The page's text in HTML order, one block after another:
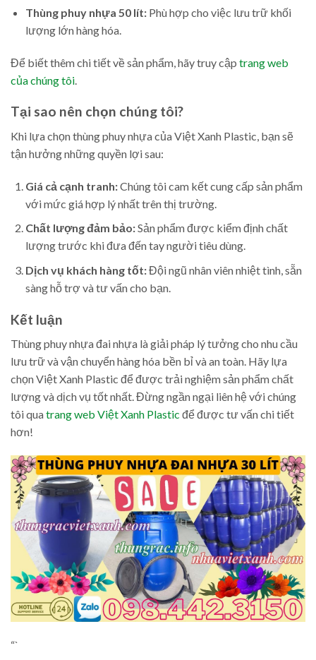
Thùng phuy nhựa 50 lít:Phù hợp cho việc lưu trữ khối
lượng lớn hàng hóa.
Để biết thêm chi tiết về sản phẩm, hãy truy cập trang web
của chúng tôi
Tại sao nên chọn chúng tôi?
Khi lựa chọn thùng phuy nhựa của Việt Xanh Plastic, bạn sẽ
tận hưởng những quyền lợi sau:
Giá cả cạnh tranh:Chúng tôi cam kết cung cấp sản phẩm
với mức giá hợp lý nhất trên thị trường.
Chất lượng đảm bảo:Sản phẩm được kiểm định chất
lượng trước khi đưa đến tay người tiêu dùng.
Dịch vụ khách hàng tốt:Đội ngũ nhân viên nhiệt tình, sẵn
sàng hỗ trợ và tư vấn cho bạn.
Kết luận
Thùng phuy nhựa đai nhựa là giải pháp lý tưởng cho nhu cầu
lưu trữ và vận chuyển hàng hóa bền bỉ và an toàn. Hãy lựa
chọn Việt Xanh Plastic để được trải nghiệm sản phẩm chất
lượng và dịch vụ tốt nhất. Đừng ngần ngại liên hệ với chúng
tôi quatrang web Việt Xanh Plastic để được tư vấn chi tiết
hơn!
“`